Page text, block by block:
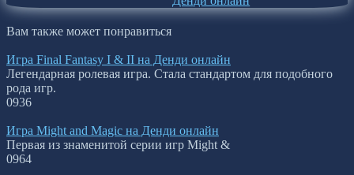
Вам также может понравиться
Игра Final Fantasy I & II на Денди онлайн
Легендарная ролевая игра. Стала стандартом для подобного
рода игр.
0936
Игра Might and Magic на Денди онлайн
Первая из знаменитой серии игр Might &
0964